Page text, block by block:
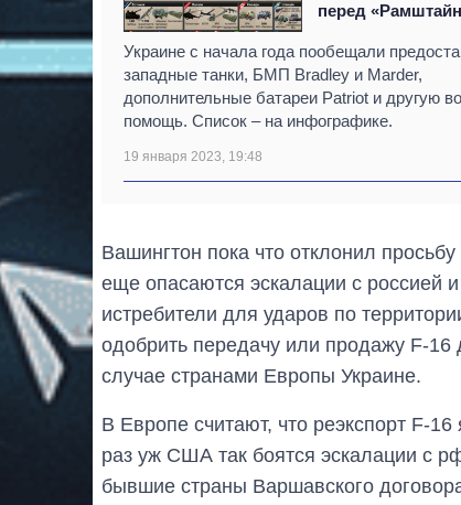
перед
Украине с начала года пообещали
западные танки, БМП Bradley и Marder,
дополнительные батареи Patriot и другую
помощь. Список – на инфографике.
19 января 2023, 19:48
Вашингтон пока что отклонил
еще опасаются эскалации с россией
истребители для ударов по
одобрить передачу или продажу F-16
случае странами Европы Украине.
В Европе считают, что реэкспорт F-
раз уж США так боятся эскалации с
бывшие страны Варшавского